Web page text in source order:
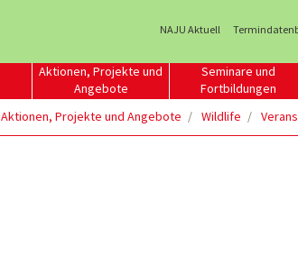
NAJU Aktuell
Aktionen, Projekte und
Angebote
Seminare und
Fortbildungen
Aktionen, Projekte und Angebote Wildlife